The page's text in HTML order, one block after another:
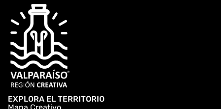
EXPLORA EL TERRITORIO
Mapa Creativo